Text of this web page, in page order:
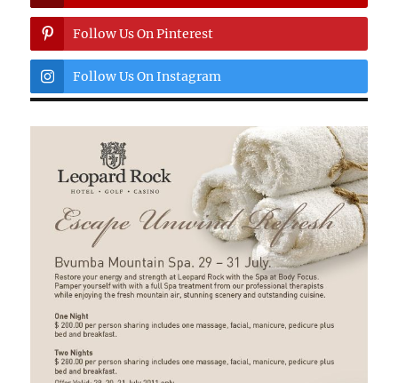
Follow Us On Pinterest
Follow Us On Instagram